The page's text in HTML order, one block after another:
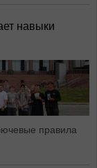
навыки
правила